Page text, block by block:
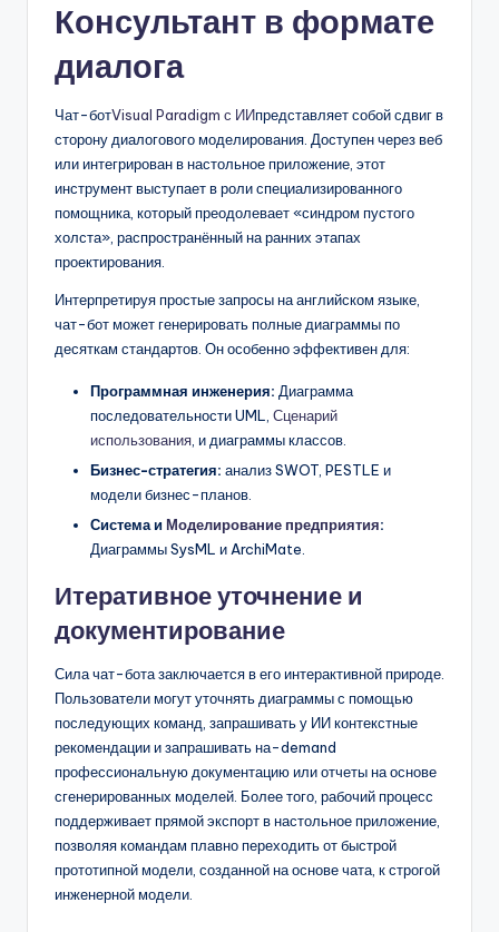
Консультант в формате
диалога
Чат-ботVisual Paradigm с ИИпредставляет собой сдвиг в
сторону диалогового моделирования. Доступен через веб
или интегрирован в настольное приложение, этот
инструмент выступает в роли специализированного
помощника, который преодолевает «синдром пустого
холста», распространённый на ранних этапах
проектирования.
Интерпретируя простые запросы на английском языке,
чат-бот может генерировать полные диаграммы по
десяткам стандартов. Он особенно эффективен для:
Программная инженерия: Диаграмма
последовательности UML, Сценарий
использования , и диаграммы классов.
Бизнес-стратегия: анализ SWOT, PESTLE и
модели бизнес-планов.
Система иМоделирование предприятия:
Диаграммы SysML и ArchiMate.
Итеративное уточнение и
документирование
Сила чат-бота заключается в его интерактивной природе.
Пользователи могут уточнять диаграммы с помощью
последующих команд, запрашивать у ИИ контекстные
рекомендации и запрашивать на-demand
профессиональную документацию или отчеты на основе
сгенерированных моделей. Более того, рабочий процесс
поддерживает прямой экспорт в настольное приложение,
позволяя командам плавно переходить от быстрой
прототипной модели, созданной на основе чата, к строгой
инженерной модели.